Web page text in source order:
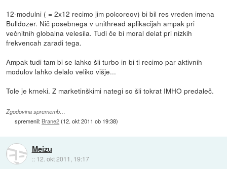
12-modulni ( = 2x12 recimo jim polcoreov) bi bil res vreden imena
Bulldozer. Nič posebnega v unithread aplikacijah ampak pri
večnitnih globalna velesila. Tudi če bi moral delat pri nizkih
frekvencah zaradi tega.
Ampak tudi tam bi se lahko šli turbo in bi ti recimo par aktivnih
modulov lahko delalo veliko višje...
Tole je krneki. Z marketinškimi nategi so šli tokrat IMHO predaleč.
Zgodovina sprememb…
spremenil: Brane2(12. okt 2011 ob 19:38)
Meizu
:: 12. okt 2011, 19:17